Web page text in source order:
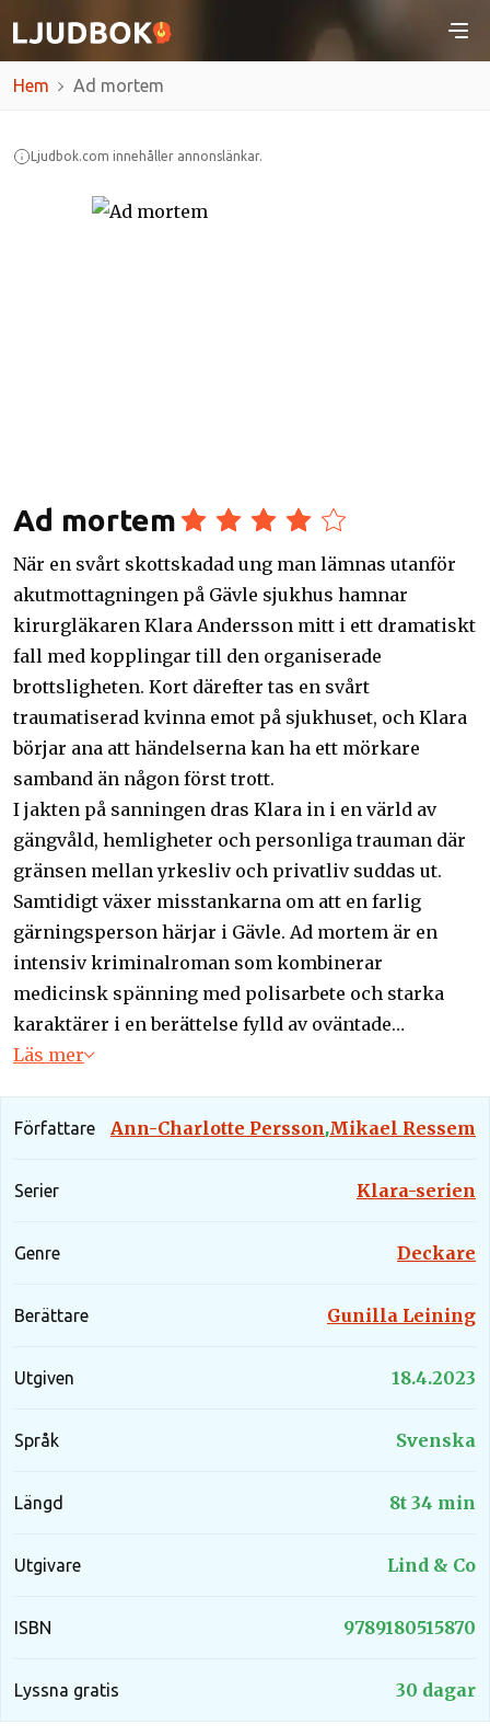
Hem Ad mortem
Ljudbok.com innehåller annonslänkar.
Ad mortem
När en svårt skottskadad ung man lämnas utanför
akutmottagningen på Gävle sjukhus hamnar
kirurgläkaren Klara Andersson mitt i ett dramatiskt
fall med kopplingar till den organiserade
brottsligheten. Kort därefter tas en svårt
traumatiserad kvinna emot på sjukhuset, och Klara
börjar ana att händelserna kan ha ett mörkare
samband än någon först trott.
I jakten på sanningen dras Klara in i en värld av
gängvåld, hemligheter och personliga trauman där
gränsen mellan yrkesliv och privatliv suddas ut.
Samtidigt växer misstankarna om att en farlig
gärningsperson härjar i Gävle. Ad mortem är en
intensiv kriminalroman som kombinerar
medicinsk spänning med polisarbete och starka
karaktärer i en berättelse fylld av oväntade
vändningar.
Läs mer
Författare Ann-Charlotte Persson,Mikael Ressem
Serier Klara-serien
Genre Deckare
Berättare Gunilla Leining
Utgiven 18.4.2023
Språk Svenska
Längd 8t 34 min
Utgivare Lind & Co
ISBN 9789180515870
Lyssna gratis 30 dagar